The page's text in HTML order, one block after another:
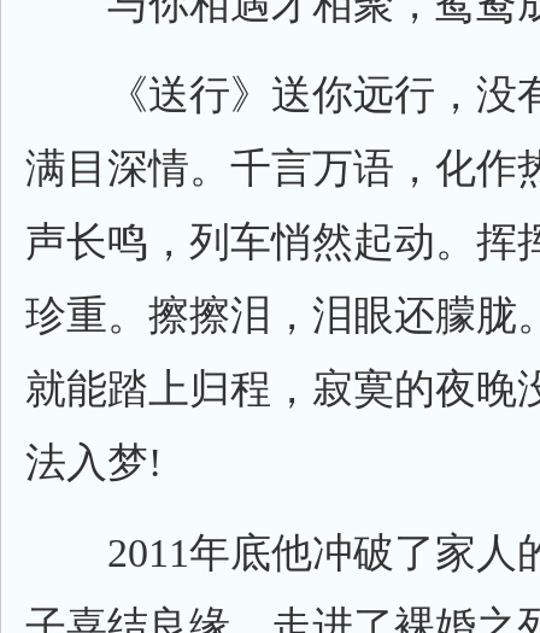
《送行》送你远行，没
满目深情。千言万语，化作
声长鸣，列车悄然起动。挥
珍重。擦擦泪，泪眼还朦胧
就能踏上归程，寂寞的夜晚
法入梦!
2011年底他冲破了家人